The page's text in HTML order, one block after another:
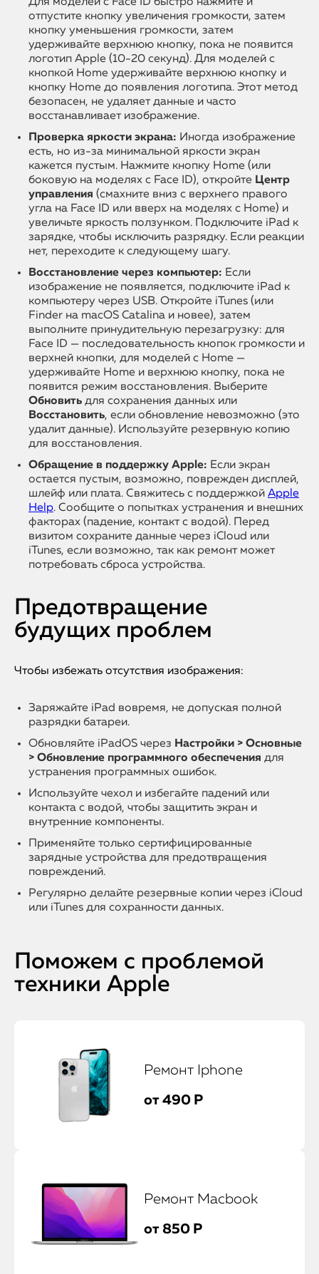
Для моделей с Face ID быстро нажмите и
отпустите кнопку увеличения громкости, затем
кнопку уменьшения громкости, затем
удерживайте верхнюю кнопку, пока не появится
логотип Apple (10-20 секунд). Для моделей с
кнопкой Home удерживайте верхнюю кнопку и
кнопку Home до появления логотипа. Этот метод
безопасен, не удаляет данные и часто
восстанавливает изображение.
Проверка яркости экрана: Иногда изображение
есть, но из-за минимальной яркости экран
кажется пустым. Нажмите кнопку Home (или
боковую на моделях с Face ID), откройте Центр
управления (смахните вниз с верхнего правого
угла на Face ID или вверх на моделях с Home) и
увеличьте яркость ползунком. Подключите iPad к
зарядке, чтобы исключить разрядку. Если реакции
нет, переходите к следующему шагу.
Восстановление через компьютер: Если
изображение не появляется, подключите iPad к
компьютеру через USB. Откройте iTunes (или
Finder на macOS Catalina и новее), затем
выполните принудительную перезагрузку: для
Face ID — последовательность кнопок громкости и
верхней кнопки, для моделей с Home —
удерживайте Home и верхнюю кнопку, пока не
появится режим восстановления. Выберите
Обновить для сохранения данных или
Восстановить, если обновление невозможно (это
удалит данные). Используйте резервную копию
для восстановления.
Обращение в поддержку Apple: Если экран
остается пустым, возможно, поврежден дисплей,
шлейф или плата. Свяжитесь с поддержкой Apple
Help. Сообщите о попытках устранения и внешних
факторах (падение, контакт с водой). Перед
визитом сохраните данные через iCloud или
iTunes, если возможно, так как ремонт может
потребовать сброса устройства.
Предотвращение
будущих проблем
Чтобы избежать отсутствия изображения:
Заряжайте iPad вовремя, не допуская полной
разрядки батареи.
Обновляйте iPadOS через Настройки > Основные
> Обновление программного обеспечения для
устранения программных ошибок.
Используйте чехол и избегайте падений или
контакта с водой, чтобы защитить экран и
внутренние компоненты.
Применяйте только сертифицированные
зарядные устройства для предотвращения
повреждений.
Регулярно делайте резервные копии через iCloud
или iTunes для сохранности данных.
Поможем с проблемой
техники Apple
Ремонт Iphone
от 490 Р
Ремонт Macbook
от 850 Р